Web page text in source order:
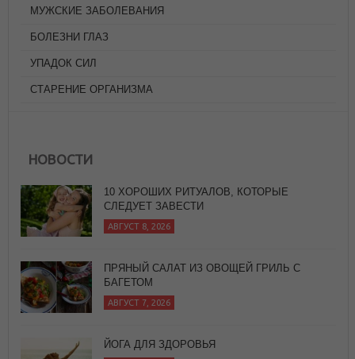
МУЖСКИЕ ЗАБОЛЕВАНИЯ
БОЛЕЗНИ ГЛАЗ
УПАДОК СИЛ
СТАРЕНИЕ ОРГАНИЗМА
НОВОСТИ
ПРЯНЫЙ САЛАТ ИЗ ОВОЩЕЙ ГРИЛЬ С
БАГЕТОМ
АВГУСТ 7, 2026
ЙОГА ДЛЯ ЗДОРОВЬЯ
АВГУСТ 7, 2026
ЖАРЕНЫЙ РИС